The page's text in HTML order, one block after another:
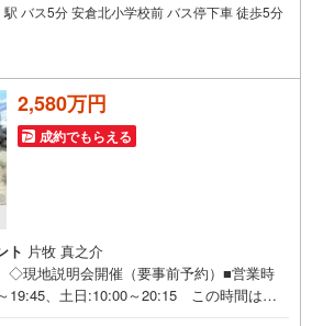
バス5分 安倉北小学校前 バス停下車 徒歩5分
2,580万円
成約でもらえる
ト 片牧 真之介
◇現地説明会開催（要事前予約）■営業時
19:45、土日:10:00～20:15 この時間はお